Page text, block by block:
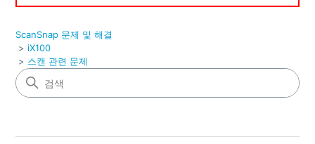
ScanSnap 문제 및 해결
iX100
스캔 관련 문제